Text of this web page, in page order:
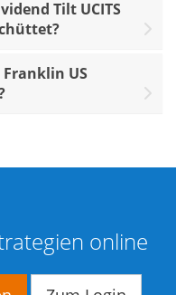
Tilt UCITS
Franklin US
online